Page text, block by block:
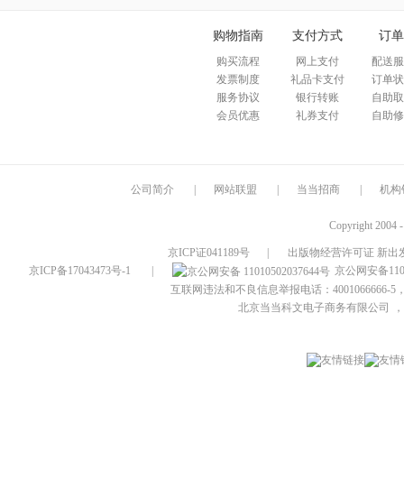
购物指南
购买流程
发票制度
服务协议
会员优惠
支付方式
网上支付
礼品卡支付
银行转账
礼券支付
订
配送
订单
自助
自助
公司简介 网站联盟 当当招商 机构
Copyright 2004
京ICP证041189号
出版物经营许可证 新出
京ICP备17043473号-1
京公网安备
互联网违法和不良信息举报电话：4001066666-5
北京当当科文电子商务有限公司